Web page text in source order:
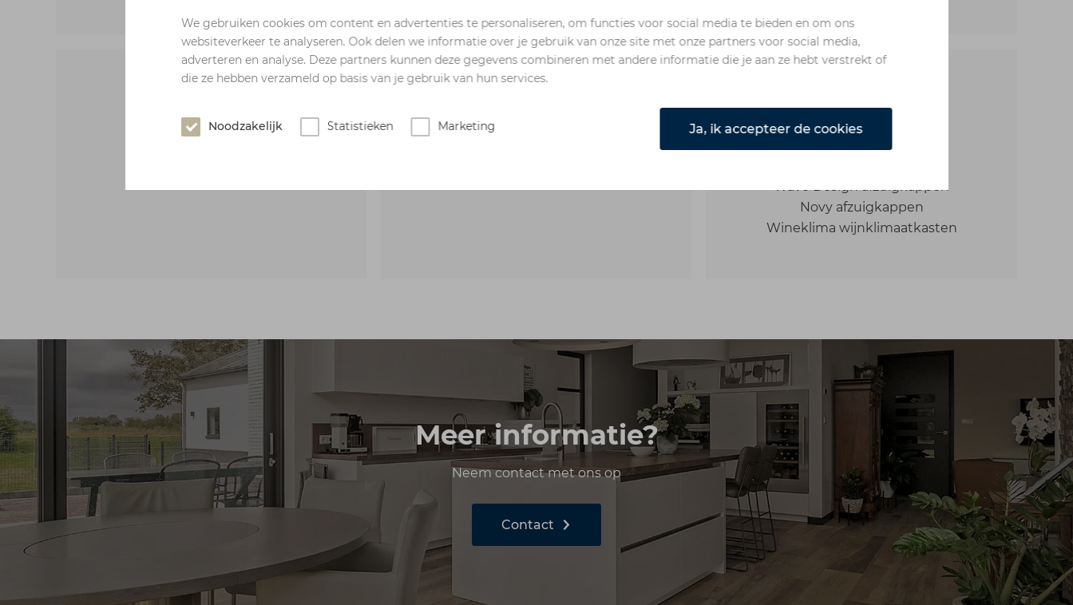
We gebruiken cookies om content en advertenties te personaliseren, om functies voor social media te bieden en om ons
websiteverkeer te analyseren. Ook delen we informatie over je gebruik van onze site met onze partners voor social media,
adverteren en analyse. Deze partners kunnen deze gegevens combineren met andere informatie die je aan ze hebt verstrekt of
die ze hebben verzameld op basis van je gebruik van hun services.
Noodzakelijk Statistieken Marketing Ja, ik accepteer de cookies
Hoog
Neff
Top
Bora kookplaat afzuigers
Bertazzoni fornuizen
Wave Design afzuigkappen
Novy afzuigkappen
Wineklima wijnklimaatkasten
Meer informatie?
Neem contact met ons op
Contact